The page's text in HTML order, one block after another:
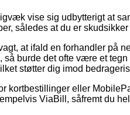
vise sig udbytterigt at
således at du er
at ifald en forhandler på
så burde det ofte være et
støtter dig imod
kortbestillinger eller
ViaBill, såfremt du